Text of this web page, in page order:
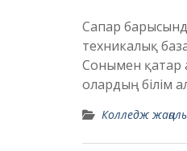
Сапар
техникалық
Сонымен қатар
олардың білім
Колледж